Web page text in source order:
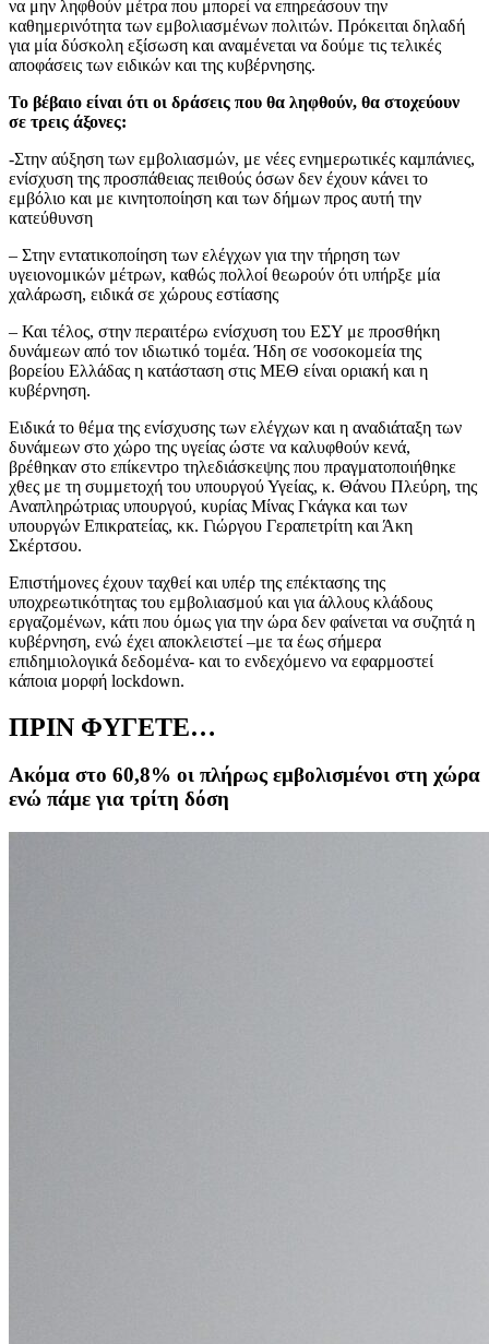
να μην ληφθούν μέτρα που μπορεί να επηρεάσουν την
καθημερινότητα των εμβολιασμένων πολιτών. Πρόκειται δηλαδή
για μία δύσκολη εξίσωση και αναμένεται να δούμε τις τελικές
αποφάσεις των ειδικών και της κυβέρνησης.
Το βέβαιο είναι ότι οι δράσεις που θα ληφθούν, θα στοχεύουν
σε τρεις άξονες:
-Στην αύξηση των εμβολιασμών, με νέες ενημερωτικές καμπάνιες,
ενίσχυση της προσπάθειας πειθούς όσων δεν έχουν κάνει το
εμβόλιο και με κινητοποίηση και των δήμων προς αυτή την
κατεύθυνση
– Στην εντατικοποίηση των ελέγχων για την τήρηση των
υγειονομικών μέτρων, καθώς πολλοί θεωρούν ότι υπήρξε μία
χαλάρωση, ειδικά σε χώρους εστίασης
– Και τέλος, στην περαιτέρω ενίσχυση του ΕΣΥ με προσθήκη
δυνάμεων από τον ιδιωτικό τομέα. Ήδη σε νοσοκομεία της
βορείου Ελλάδας η κατάσταση στις ΜΕΘ είναι οριακή και η
κυβέρνηση.
Ειδικά το θέμα της ενίσχυσης των ελέγχων και η αναδιάταξη των
δυνάμεων στο χώρο της υγείας ώστε να καλυφθούν κενά,
βρέθηκαν στο επίκεντρο τηλεδιάσκεψης που πραγματοποιήθηκε
χθες με τη συμμετοχή του υπουργού Υγείας, κ. Θάνου Πλεύρη, της
Αναπληρώτριας υπουργού, κυρίας Μίνας Γκάγκα και των
υπουργών Επικρατείας, κκ. Γιώργου Γεραπετρίτη και Άκη
Σκέρτσου.
Επιστήμονες έχουν ταχθεί και υπέρ της επέκτασης της
υποχρεωτικότητας του εμβολιασμού και για άλλους κλάδους
εργαζομένων, κάτι που όμως για την ώρα δεν φαίνεται να συζητά η
κυβέρνηση, ενώ έχει αποκλειστεί –με τα έως σήμερα
επιδημιολογικά δεδομένα- και το ενδεχόμενο να εφαρμοστεί
κάποια μορφή lockdown.
ΠΡΙΝ ΦΥΓΕΤΕ…
Ακόμα στο 60,8% οι πλήρως εμβολισμένοι στη χώρα
ενώ πάμε για τρίτη δόση